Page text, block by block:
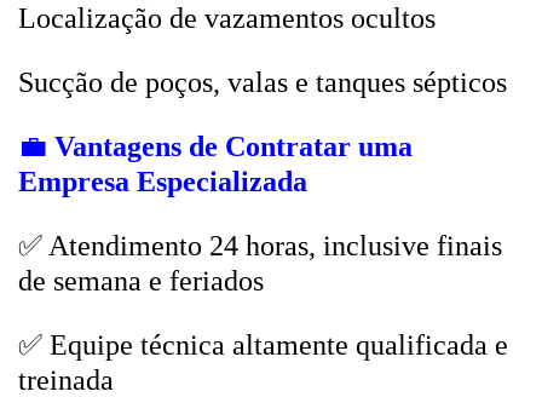
Localização de vazamentos ocultos
Sucção de poços, valas e tanques sépticos
💼 Vantagens de Contratar uma
Empresa Especializada
✅ Atendimento 24 horas, inclusive finais
de semana e feriados
✅ Equipe técnica altamente qualificada e
treinada